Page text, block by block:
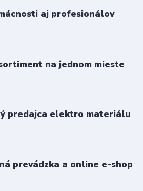
aj profesionálov
na jednom mieste
predajca elektro materiálu
prevádzka a online e-shop